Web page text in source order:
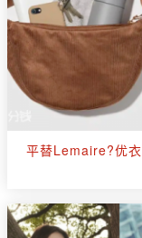
平替Lemaire?优衣